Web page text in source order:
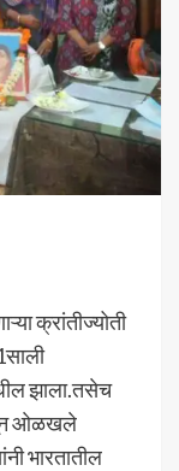
क्रांतीज्योती
झाला.तसेच
ओळखले
भारतातील